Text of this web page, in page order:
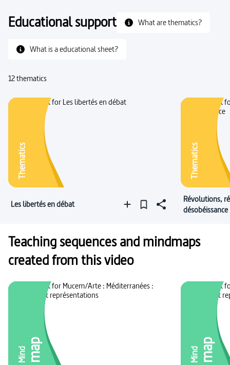
Educational support What are thematics?
What is a educational sheet?
12 thematics
Thematics
Les libertés en débat
Thematics
Révolutions,
désobéissance
Teaching sequences and mindmaps
created from this video
Mindmap Mindmap